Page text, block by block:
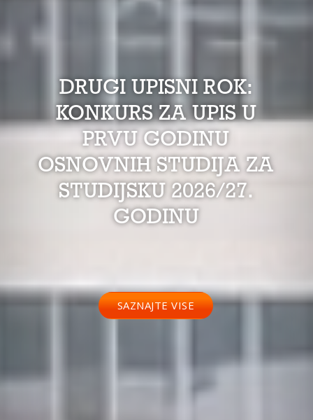
DRUGI UPISNI ROK:
KONKURS ZA UPIS U
PRVU GODINU
OSNOVNIH STUDIJA ZA
STUDIJSKU 2026/27.
GODINU
SAZNAJTE VISE